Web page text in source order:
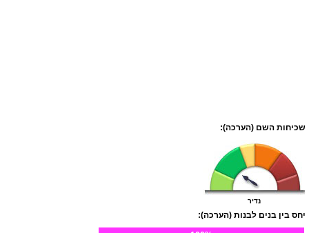
שכיחות השם (הערכה):
נדיר
יחס בין בנים לבנות (הערכה):